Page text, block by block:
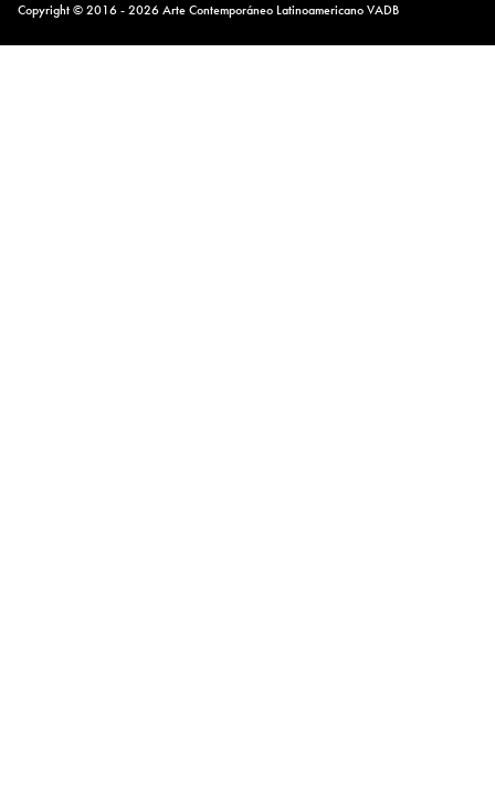
Copyright © 2016 - 2026 Arte Contemporáneo LatinoamericanoVADB